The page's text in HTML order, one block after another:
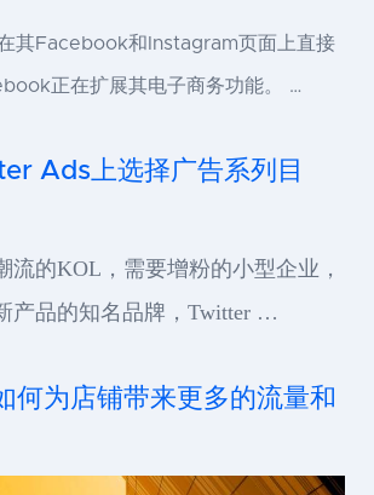
其Facebook和Instagram页面上直接
正在扩展其电子商务功能。 …
Ads上选择广告系列目
流的KOL，需要增粉的小型企业，
产品的知名品牌，Twitter …
何为店铺带来更多的流量和